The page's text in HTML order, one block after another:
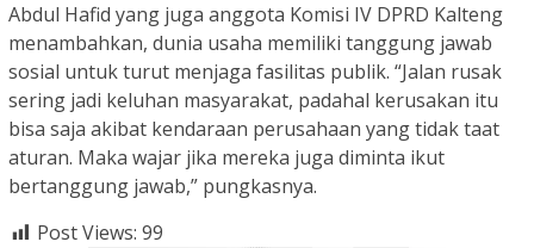
Abdul Hafid yang juga anggota Komisi IV DPRD Kalteng
menambahkan, dunia usaha memiliki tanggung jawab
sosial untuk turut menjaga fasilitas publik. “Jalan rusak
sering jadi keluhan masyarakat, padahal kerusakan itu
bisa saja akibat kendaraan perusahaan yang tidak taat
aturan. Maka wajar jika mereka juga diminta ikut
bertanggung jawab,” pungkasnya.
Post Views: 99